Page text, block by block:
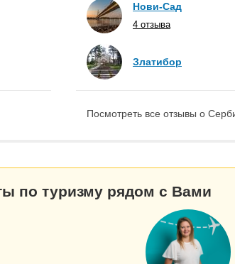
Нови-Сад
4 отзыва
Златибор
Посмотреть все отзывы о
по туризму рядом с Вами